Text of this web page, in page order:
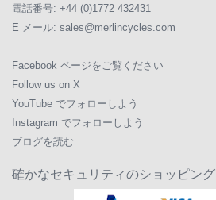
電話番号: +44 (0)1772 432431
E メール: sales@merlincycles.com
Facebook ページをご覧ください
Follow us on X
YouTube でフォローしよう
Instagram でフォローしよう
ブログを読む
確かなセキュリティのショッピング